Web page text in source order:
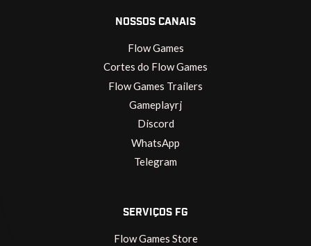
NOSSOS CANAIS
Flow Games
Cortes do Flow Games
Flow Games Trailers
Gameplayrj
Discord
WhatsApp
Telegram
SERVIÇOS FG
Flow Games Store